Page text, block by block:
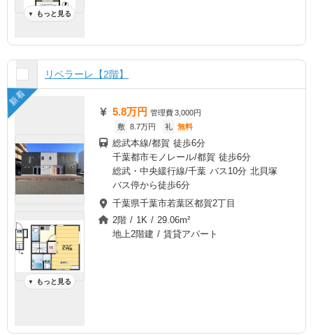
▼ もっと見る
リベラーレ【2階】
新着
▼ もっと見る
5.8万円 管理費3,000円
敷 8.7万円 礼 無料
総武本線/都賀 徒歩6分
千葉都市モノレール/都賀 徒歩6分
総武・中央緩行線/千葉 バス10分 北貝塚
バス停から徒歩6分
千葉県千葉市若葉区都賀2丁目
2階 / 1K / 29.06m²
地上2階建 / 賃貸アパート